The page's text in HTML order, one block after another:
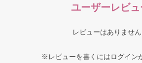
ユーザーレビ
レビューはありません
※レビューを書くにはログイン